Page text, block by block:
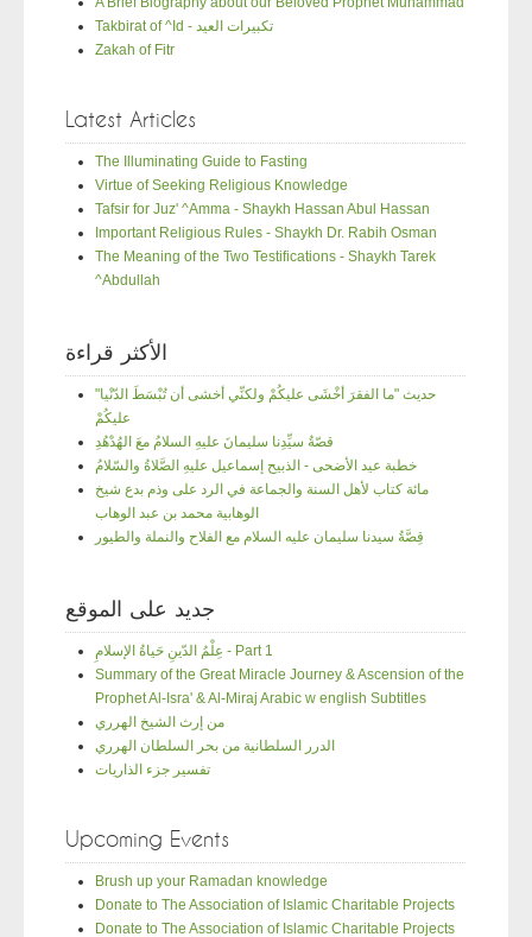
Takbirat of ^Id - تكبيرات العيد
Zakah of Fitr
Latest Articles
The Illuminating Guide to Fasting
Virtue of Seeking Religious Knowledge
Tafsir for Juz' ^Amma - Shaykh Hassan Abul Hassan
Important Religious Rules - Shaykh Dr. Rabih Osman
The Meaning of the Two Testifications - Shaykh Tarek
^Abdullah
الأكثر قراءة
"حديث "ما الفقرَ أخْشَى عليكُمْ ولكنِّي أخشى أن تُبْسَطَ الدّنْيا
عليكُمْ
قصّةُ سيِّدِنا سليمانَ عليهِ السلامُ معَ الهُدْهُدِ
خطبة عيد الأضحى - الذبيح إسماعيل عليهِ الصَّلاةُ والسّلامُ
مائة كتاب لأهل السنة والجماعة في الرد على وذم بدع شيخ
الوهابية محمد بن عبد الوهاب
قِصَّةُ سيدنا سليمان عليه السلام مع الفلاح والنملة والطيور
جديد على الموقع
عِلْمُ الدّينِ حَياةُ الإسلامِ - Part 1
Summary of the Great Miracle Journey & Ascension of the
Prophet Al-Isra' & Al-Miraj Arabic w english Subtitles
من إرث الشيخ الهرري
الدرر السلطانية من بحر السلطان الهرري
تفسير جزء الذاريات
Upcoming Events
Brush up your Ramadan knowledge
Donate to The Association of Islamic Charitable Projects
Donate to The Association of Islamic Charitable Projects